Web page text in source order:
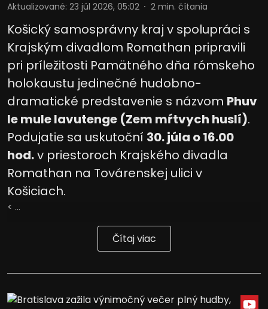
Aktualizované: 23 júl 2026, 05:02 2 min. čítania
Košický samosprávny kraj v spolupráci s
Krajským divadlom Romathan pripravili
pri príležitosti Pamätného dňa rómskeho
holokaustu jedinečné hudobno-
dramatické predstavenie s názvom Phuv
le mule lavutenge (Zem mŕtvych huslí).
Podujatie sa uskutoční 30. júla o 16.00
hod.v priestoroch Krajského divadla
Romathan na Továrenskej ulici v
Košiciach.
< ...
Čítaj viac